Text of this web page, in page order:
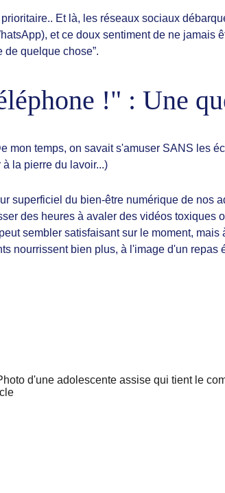
Et là, les réseaux sociaux
et ce doux sentiment de ne jamais
de quelque chose”.
!" : Une
mon temps, on savait s'amuser SANS les
la pierre du lavoir...)
superficiel du bien-être numérique de nos
des heures à avaler des vidéos
sembler satisfaisant sur le moment,
nourrissent bien plus, à l'image d'un repas